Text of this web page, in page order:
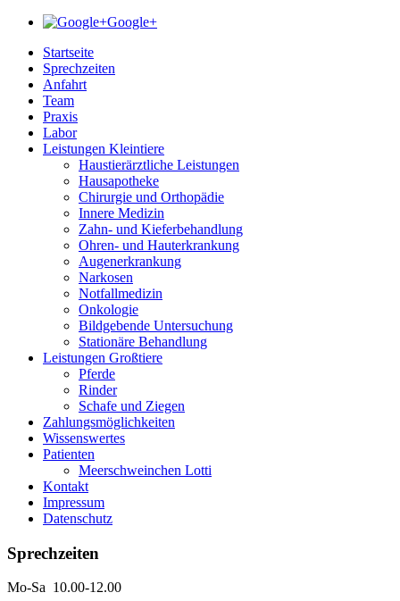
Google+
Startseite
Sprechzeiten
Anfahrt
Team
Praxis
Labor
Leistungen Kleintiere
Haustierärztliche Leistungen
Hausapotheke
Chirurgie und Orthopädie
Innere Medizin
Zahn- und Kieferbehandlung
Ohren- und Hauterkrankung
Augenerkrankung
Narkosen
Notfallmedizin
Onkologie
Bildgebende Untersuchung
Stationäre Behandlung
Leistungen Großtiere
Pferde
Rinder
Schafe und Ziegen
Zahlungsmöglichkeiten
Wissenswertes
Patienten
Meerschweinchen Lotti
Kontakt
Impressum
Datenschutz
Sprechzeiten
Mo-Sa 10.00-12.00